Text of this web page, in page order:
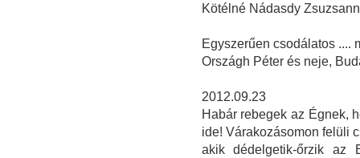
Kötélné Nádasdy
Egyszerűen csodálatos ....
Országh Péter és neje,
2012.09.23
Habár rebegek az Égnek,
ide! Várakozásomon felüli
akik dédelgetik-őrzik az